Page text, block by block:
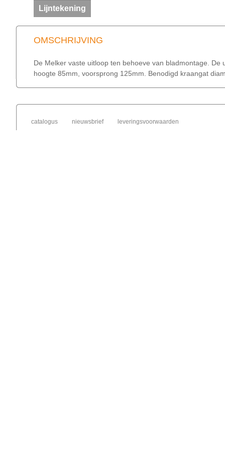
Lijntekening
OMSCHRIJVING
De Melker vaste uitloop ten behoeve van bladmontage.
hoogte 85mm, voorsprong 125mm. Benodigd kraangat
catalogus nieuwsbrief leveringsvoorwaarden